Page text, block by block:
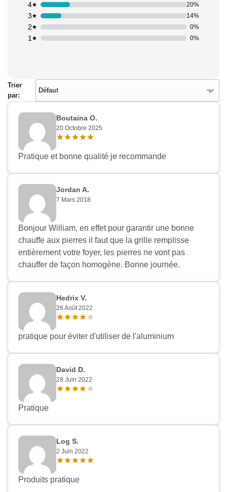
1 0%
2 0%
3 14%
4 20%
Trier
par:
Défaut
Boutaina O.
20 Octobre 2025
Pratique et bonne qualité je recommande
Jordan A.
7 Mars 2018
Bonjour William, en effet pour garantir une bonne
chauffe aux pierres il faut que la grille remplisse
entièrement votre foyer, les pierres ne vont pas
chauffer de façon homogène. Bonne journée.
Hedrix V.
26 Août 2022
pratique pour éviter d'utiliser de l'aluminium
David D.
28 Juin 2022
Pratique
Log S.
2 Juin 2022
Produits pratique
Appliquer les filtres